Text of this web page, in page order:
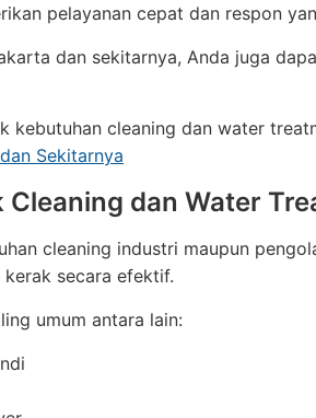
pelayanan cepat dan respon
dan sekitarnya, Anda juga
kebutuhan cleaning dan water
Sekitarnya
dan Water
cleaning industri maupun
kerak secara efektif.
umum antara lain: